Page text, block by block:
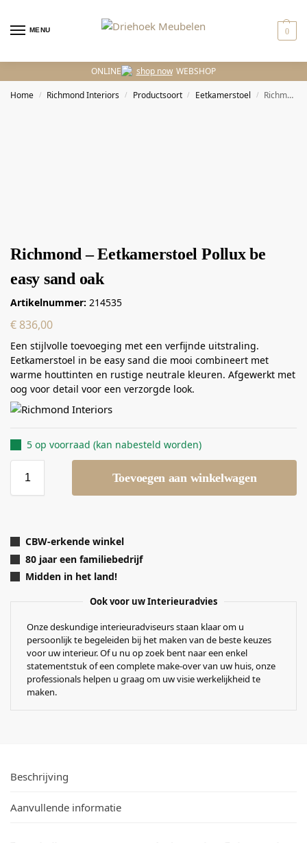
MENU 0
ONLINE WEBSHOP
Home / Richmond Interiors / Productsoort / Eetkamerstoel / Richmond – Eetkamerstoel Pollux be easy sand oak
Richmond – Eetkamerstoel Pollux be
easy sand oak
Artikelnummer: 214535
€ 836,00
Een stijlvolle toevoeging met een verfijnde uitstraling.
Eetkamerstoel in be easy sand die mooi combineert met
warme houttinten en rustige neutrale kleuren. Afgewerkt met
oog voor detail voor een verzorgde look.
5 op voorraad (kan nabesteld worden)
Toevoegen aan winkelwagen
CBW-erkende winkel
80 jaar een familiebedrijf
Midden in het land!
Ook voor uw Interieuradvies
Onze deskundige interieuradviseurs staan klaar om u
persoonlijk te begeleiden bij het maken van de beste keuzes
voor uw interieur. Of u nu op zoek bent naar een enkel
statementstuk of een complete make-over van uw huis, onze
professionals helpen u graag om uw visie werkelijkheid te
maken.
Beschrijving
Aanvullende informatie